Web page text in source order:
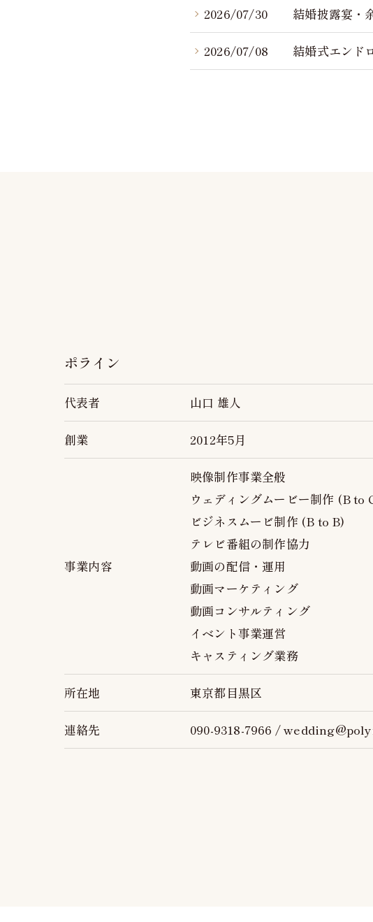
2026/07/30 結婚披露宴・
2026/07/08 結婚式エンド
ポライン
代表者 山口 雄人
創業 2012年5月
事業内容
映像制作事業全般
ウェディングムービー制作 (B to
ビジネスムービ制作 (B to B)
テレビ番組の制作協力
動画の配信・運用
動画マーケティング
動画コンサルティング
イベント事業運営
キャスティング業務
所在地 東京都目黒区
連絡先 090-9318-7966 /